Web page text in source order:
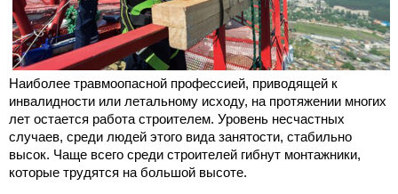
Наиболее травмоопасной профессией, приводящей к
инвалидности или летальному исходу, на протяжении многих
лет остается работа строителем. Уровень несчастных
случаев, среди людей этого вида занятости, стабильно
высок. Чаще всего среди строителей гибнут монтажники,
которые трудятся на большой высоте.